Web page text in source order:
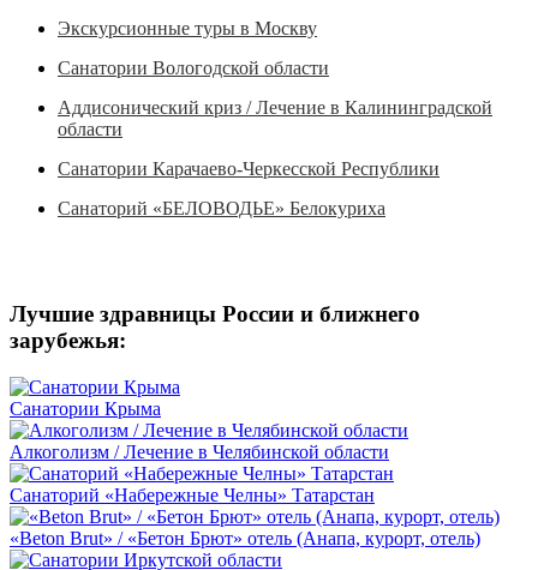
Экскурсионные туры в Москву
Санатории Вологодской области
Аддисонический криз / Лечение в Калининградской
области
Санатории Карачаево-Черкесской Республики
Санаторий «БЕЛОВОДЬЕ» Белокуриха
Лучшие здравницы России и ближнего
зарубежья:
Санатории Крыма
Алкоголизм / Лечение в Челябинской области
Санаторий «Набережные Челны» Татарстан
«Beton Brut» / «Бетон Брют» отель (Анапа, курорт, отель)